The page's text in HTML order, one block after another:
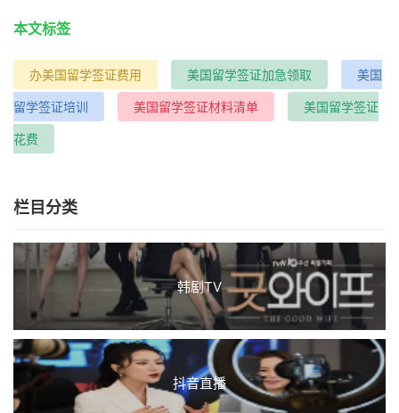
本文标签
办美国留学签证费用 美国留学签证加急领取 美国
留学签证培训 美国留学签证材料清单 美国留学签证
花费
栏目分类
韩剧TV
抖音直播